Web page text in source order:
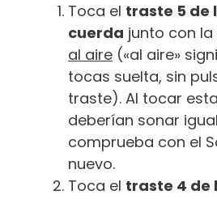
Toca el traste 5 de
cuerda junto con la
al aire («al aire»
tocas suelta, sin
traste). Al tocar
deberían sonar
comprueba con el
nuevo.
Toca el traste 4 de